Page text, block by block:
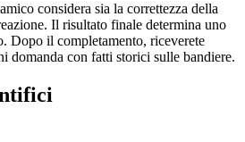
considera sia la correttezza della
Il risultato finale determina uno
Dopo il completamento, riceverete
domanda con fatti storici sulle bandiere.